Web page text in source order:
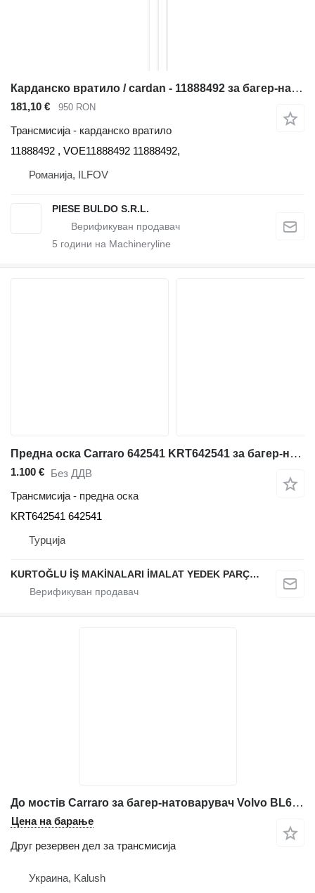
Карданско вратило / cardan - 11888492 за багер-натоварувач Volvo BL60 , BL61 , BL70 , BL71
181,10 € 950 RON
Трансмисија - карданско вратило
11888492 , VOE11888492 11888492,
Романија, ILFOV
PIESE BULDO S.R.L.
5 години на Machineryline
Предна оска Carraro 642541 KRT642541 за багер-натоварувач Volvo BL71B-BL71
1.100 € Без ДДВ
Трансмисија - предна оска
KRT642541 642541
Турција
KURTOĞLU İŞ MAKİNALARI İMALAT YEDEK PARÇA LTD ŞTİ
До мостів Carraro за багер-натоварувач Volvo BL61, BL71
Цена на барање
Друг резервен дел за трансмисија
Украина, Kalush